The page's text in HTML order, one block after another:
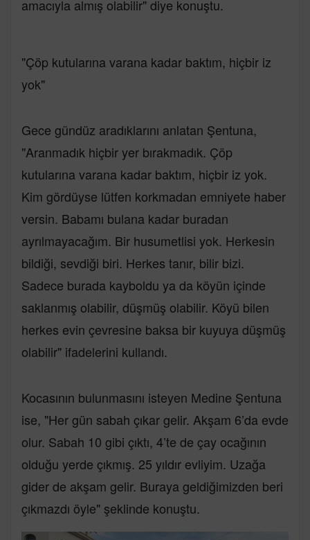
amacıyla almış olabilir" diye konuştu.
"Çöp kutularına varana kadar baktım, hiçbir iz
yok"
Gece gündüz aradıklarını anlatan Şentuna,
"Aranmadık hiçbir yer bırakmadık. Çöp
kutularına varana kadar baktım, hiçbir iz yok.
Kim gördüyse lütfen korkmadan emniyete haber
versin. Babamı bulana kadar buradan
ayrılmayacağım. Bir husumetlisi yok. Herkesin
bildiği, sevdiği biri. Herkes tanır, bilir bizi.
Sadece burada kayboldu ya da köyün içinde
saklanmış olabilir, düşmüş olabilir. Köyü bilen
herkes evin çevresine baksa bir kuyuya düşmüş
olabilir" ifadelerini kullandı.
Kocasının bulunmasını isteyen Medine Şentuna
ise, "Her gün sabah çıkar gelir. Akşam 6’da evde
olur. Sabah 10 gibi çıktı, 4’te de çay ocağının
olduğu yerde çıkmış. 25 yıldır evliyim. Uzağa
gider de akşam gelir. Buraya geldiğimizden beri
çıkmazdı öyle" şeklinde konuştu.